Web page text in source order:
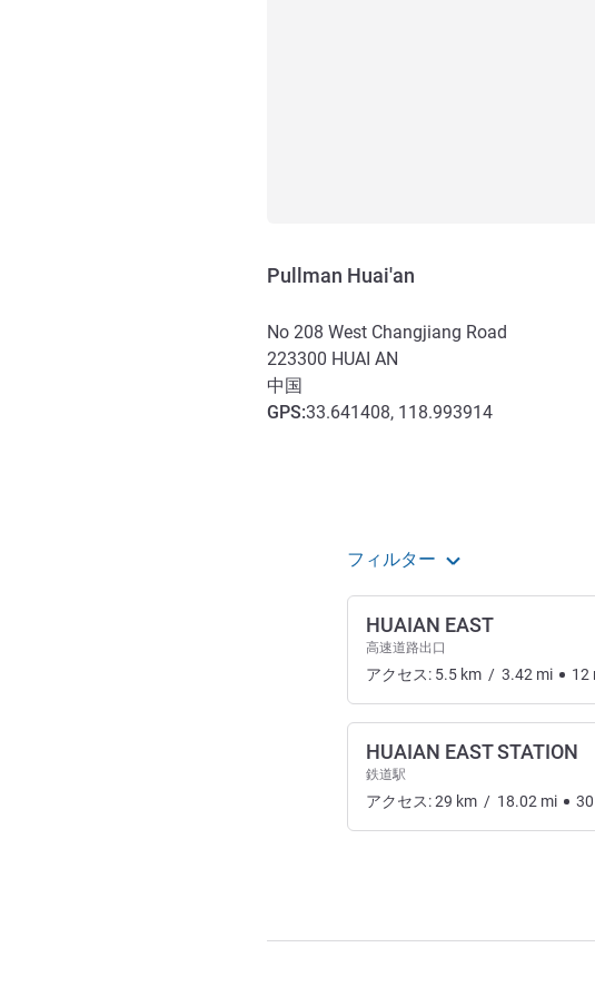
Pullman Huai'an
No 208 West Changjiang Road
223300 HUAI AN
中国
GPS:33.641408, 118.993914
フィルター
HUAIAN EAST
高速道路出口
アクセス: 5.5 km / 3.42 mi 12
HUAIAN EAST STATION
鉄道駅
アクセス:29 km / 18.02 mi 30